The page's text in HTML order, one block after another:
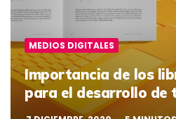
MEDIOS DIGITALES
Importancia de los
para el desarrollo de